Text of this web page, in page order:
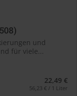
und
für viele...
22,49 €
56,23 € / 1 Liter